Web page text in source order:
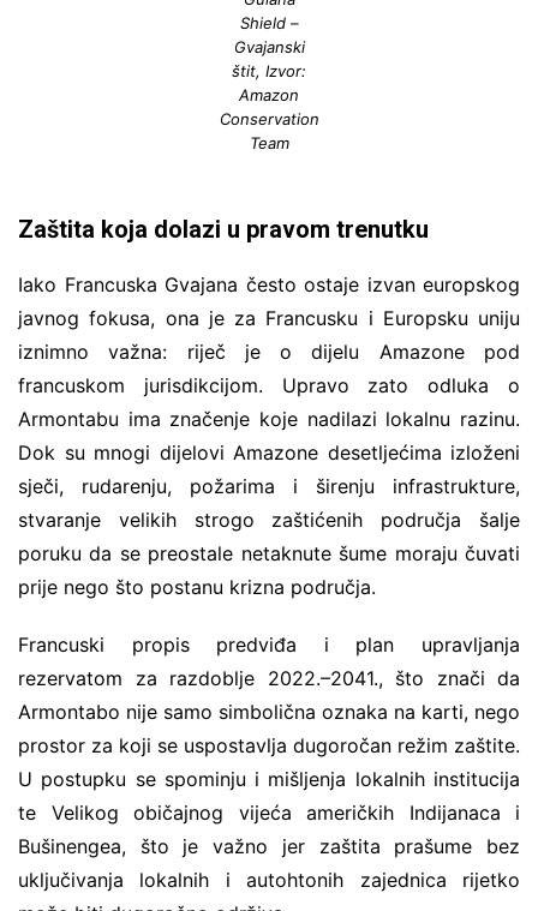
Shield –
Gvajanski
štit, Izvor:
Amazon
Conservation
Team
Zaštita koja dolazi u pravom trenutku
Iako Francuska Gvajana često ostaje izvan europskog
javnog fokusa, ona je za Francusku i Europsku uniju
iznimno važna: riječ je o dijelu Amazone pod
francuskom jurisdikcijom. Upravo zato odluka o
Armontabu ima značenje koje nadilazi lokalnu razinu.
Dok su mnogi dijelovi Amazone desetljećima izloženi
sječi, rudarenju, požarima i širenju infrastrukture,
stvaranje velikih strogo zaštićenih područja šalje
poruku da se preostale netaknute šume moraju čuvati
prije nego što postanu krizna područja.
Francuski propis predviđa i plan upravljanja
rezervatom za razdoblje 2022.–2041., što znači da
Armontabo nije samo simbolična oznaka na karti, nego
prostor za koji se uspostavlja dugoročan režim zaštite.
U postupku se spominju i mišljenja lokalnih institucija
te Velikog običajnog vijeća američkih Indijanaca i
Bušinengea, što je važno jer zaštita prašume bez
uključivanja lokalnih i autohtonih zajednica rijetko